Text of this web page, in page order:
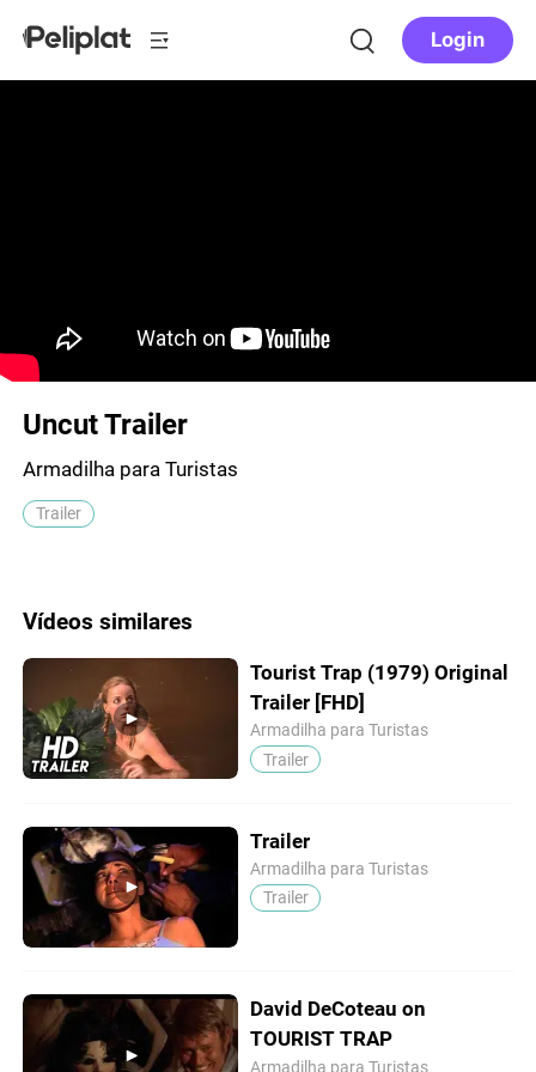
Login
Uncut Trailer
Armadilha para Turistas
Trailer
Vídeos similares
Tourist Trap (1979) Original
Trailer [FHD]
Armadilha para Turistas
Trailer
Trailer
Armadilha para Turistas
Trailer
David DeCoteau on
TOURIST TRAP
Armadilha para Turistas